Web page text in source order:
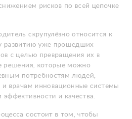
рисков по всей цепочке
скрупулёзно относится к
развитию уже прошедших
с целью превращения их в
решения, которые можно
потребностям людей,
и врачам инновационные системы
и качества.
состоит в том, чтобы